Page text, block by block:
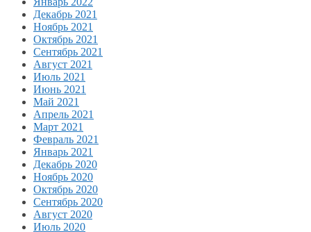
Декабрь 2021
Ноябрь 2021
Октябрь 2021
Сентябрь 2021
Август 2021
Июль 2021
Июнь 2021
Май 2021
Апрель 2021
Март 2021
Февраль 2021
Январь 2021
Декабрь 2020
Ноябрь 2020
Октябрь 2020
Сентябрь 2020
Август 2020
Июль 2020